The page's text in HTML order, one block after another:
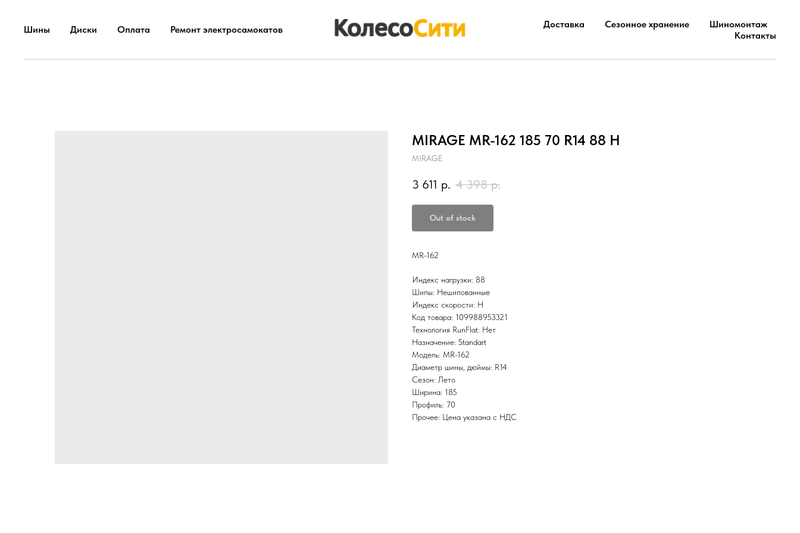
Шины Диски Оплата Ремонт электросамокатов Доставка Сезонное хранение
Шиномонтаж
Контакты
MIRAGE MR-162 185 70 R14 88 H
MIRAGE
3 611 р. 4 398 р.
Out of stock
MR-162
Индекс нагрузки: 88
Шипы: Нешипованные
Индекс скорости: H
Код товара: 109988953321
Технология RunFlat: Нет
Назначение: Standart
Модель: MR-162
Диаметр шины, дюймы: R14
Сезон: Лето
Ширина: 185
Профиль: 70
Прочее: Цена указана с НДС